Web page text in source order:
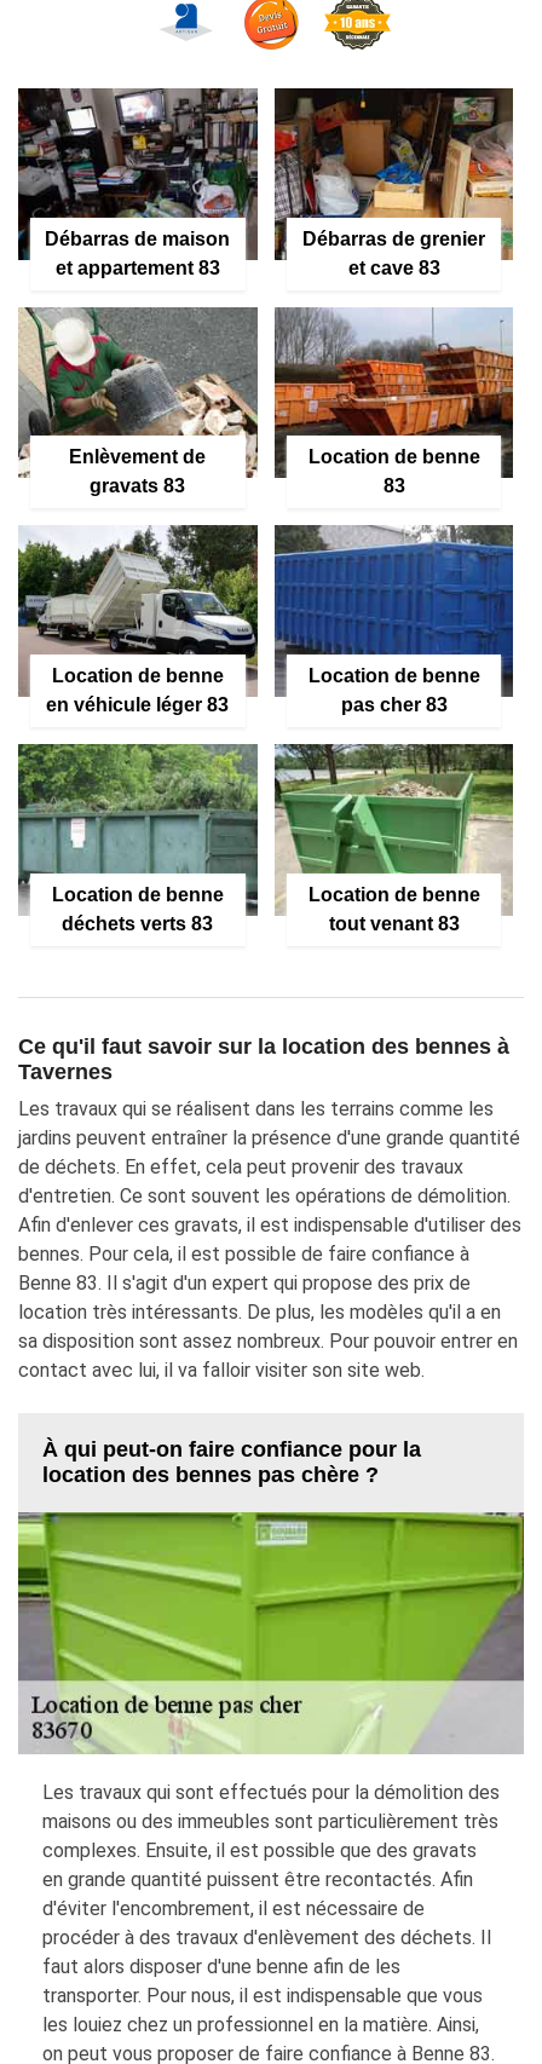
Débarras de maison
et appartement 83
Débarras de grenier
et cave 83
Enlèvement de
gravats 83
Location de benne
83
Location de benne
en véhicule léger 83
Location de benne
pas cher 83
Location de benne
déchets verts 83
Location de benne
tout venant 83
Ce qu'il faut savoir sur la location des bennes à
Tavernes
Les travaux qui se réalisent dans les terrains comme les
jardins peuvent entraîner la présence d'une grande quantité
de déchets. En effet, cela peut provenir des travaux
d'entretien. Ce sont souvent les opérations de démolition.
Afin d'enlever ces gravats, il est indispensable d'utiliser des
bennes. Pour cela, il est possible de faire confiance à
Benne 83. Il s'agit d'un expert qui propose des prix de
location très intéressants. De plus, les modèles qu'il a en
sa disposition sont assez nombreux. Pour pouvoir entrer en
contact avec lui, il va falloir visiter son site web.
À qui peut-on faire confiance pour la
location des bennes pas chère ?
Les travaux qui sont effectués pour la démolition des
maisons ou des immeubles sont particulièrement très
complexes. Ensuite, il est possible que des gravats
en grande quantité puissent être recontactés. Afin
d'éviter l'encombrement, il est nécessaire de
procéder à des travaux d'enlèvement des déchets. Il
faut alors disposer d'une benne afin de les
transporter. Pour nous, il est indispensable que vous
les louiez chez un professionnel en la matière. Ainsi,
on peut vous proposer de faire confiance à Benne 83.